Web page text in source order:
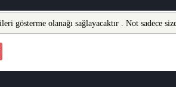
gösterme olanağı sağlayacaktır . Not